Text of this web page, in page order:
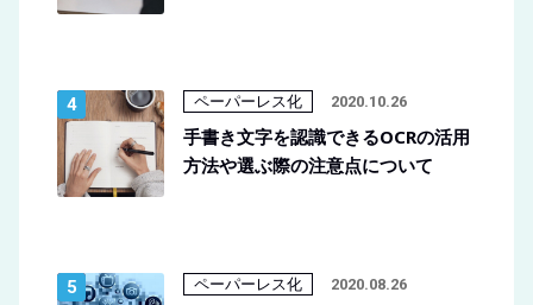
ペーパーレス化 2020.10.26
手書き文字を認識できるOCRの活用
方法や選ぶ際の注意点について
ペーパーレス化 2020.08.26